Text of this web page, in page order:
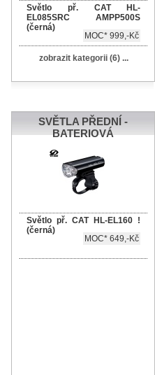
Světlo př. CAT HL-
EL085SRC AMPP500S
(černá)
MOC* 999,-Kč
zobrazit kategorii (6) ...
SVĚTLA PŘEDNÍ -
BATERIOVÁ
Světlo př. CAT HL-EL160 !
(černá)
MOC* 649,-Kč